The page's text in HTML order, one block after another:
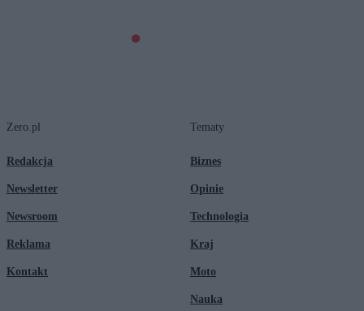
Zero.pl
Redakcja
Newsletter
Newsroom
Reklama
Kontakt
Tematy
Biznes
Opinie
Technologia
Kraj
Moto
Nauka